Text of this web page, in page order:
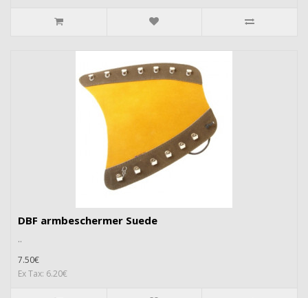
DBF armbeschermer Suede
..
7.50€
Ex Tax: 6.20€